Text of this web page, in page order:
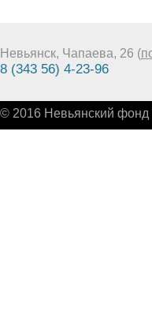
Невьянск, Чапаева, 26 (
8 (343 56) 4-23-96
© 2016 Невьянский фонд